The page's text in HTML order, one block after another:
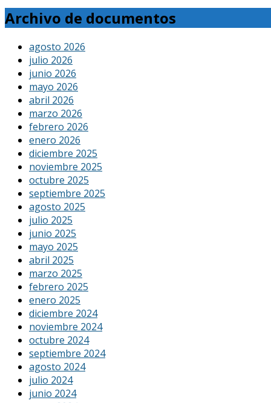
Archivo de documentos
agosto 2026
julio 2026
junio 2026
mayo 2026
abril 2026
marzo 2026
febrero 2026
enero 2026
diciembre 2025
noviembre 2025
octubre 2025
septiembre 2025
agosto 2025
julio 2025
junio 2025
mayo 2025
abril 2025
marzo 2025
febrero 2025
enero 2025
diciembre 2024
noviembre 2024
octubre 2024
septiembre 2024
agosto 2024
julio 2024
junio 2024